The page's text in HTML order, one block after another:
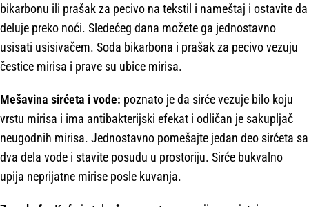
bikarbonu ili prašak za pecivo na tekstil i nameštaj i ostavite da
deluje preko noći. Sledećeg dana možete ga jednostavno
usisati usisivačem. Soda bikarbona i prašak za pecivo vezuju
čestice mirisa i prave su ubice mirisa.
Mešavina sirćeta i vode: poznato je da sirće vezuje bilo koju
vrstu mirisa i ima antibakterijski efekat i odličan je sakupljač
neugodnih mirisa. Jednostavno pomešajte jedan deo sirćeta sa
dva dela vode i stavite posudu u prostoriju. Sirće bukvalno
upija neprijatne mirise posle kuvanja.